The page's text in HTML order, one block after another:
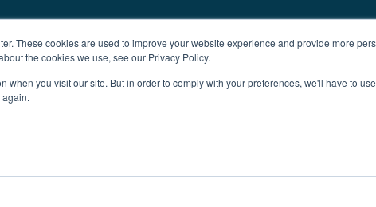
These cookies are used to improve your website experience and provide more
the cookies we use, see our Privacy Policy.
when you visit our site. But in order to comply with your preferences, we'll have to